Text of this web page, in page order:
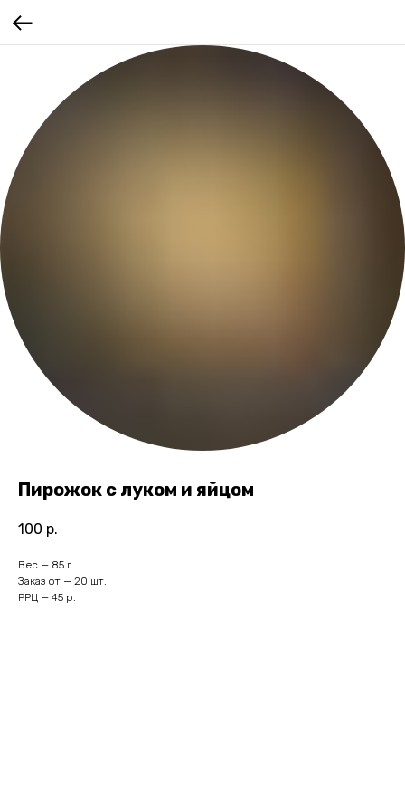
Пирожок с луком и яйцом
100 р.
Вес — 85 г.
Заказ от — 20 шт.
РРЦ — 45 р.